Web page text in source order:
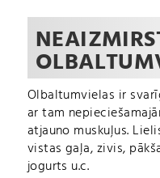
Olbaltumvielas ir
ar tam
atjauno muskuļus.
vistas gaļa, zivis,
jogurts u.c.